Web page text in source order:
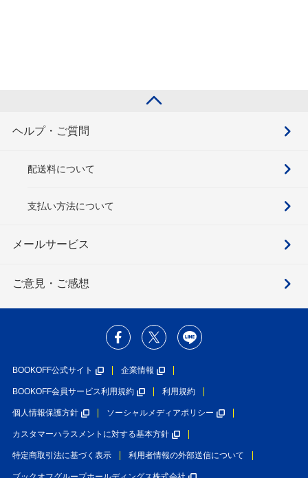
ヘルプ・ご質問
配送料について
支払い方法について
メールサービス
ご意見・ご感想
BOOKOFF公式サイト 企業情報
BOOKOFF会員サービス利用規約 利用規約
個人情報保護方針 ソーシャルメディアポリシー
カスタマーハラスメントに対する基本方針
特定商取引法に基づく表示 利用者情報の外部送信について